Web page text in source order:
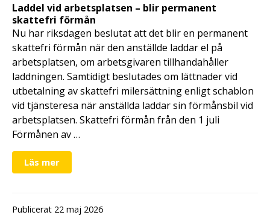
Laddel vid arbetsplatsen – blir permanent
skattefri förmån
Nu har riksdagen beslutat att det blir en permanent
skattefri förmån när den anställde laddar el på
arbetsplatsen, om arbetsgivaren tillhandahåller
laddningen. Samtidigt beslutades om lättnader vid
utbetalning av skattefri milersättning enligt schablon
vid tjänsteresa när anställda laddar sin förmånsbil vid
arbetsplatsen. Skattefri förmån från den 1 juli
Förmånen av …
Läs mer
Publicerat 22 maj 2026